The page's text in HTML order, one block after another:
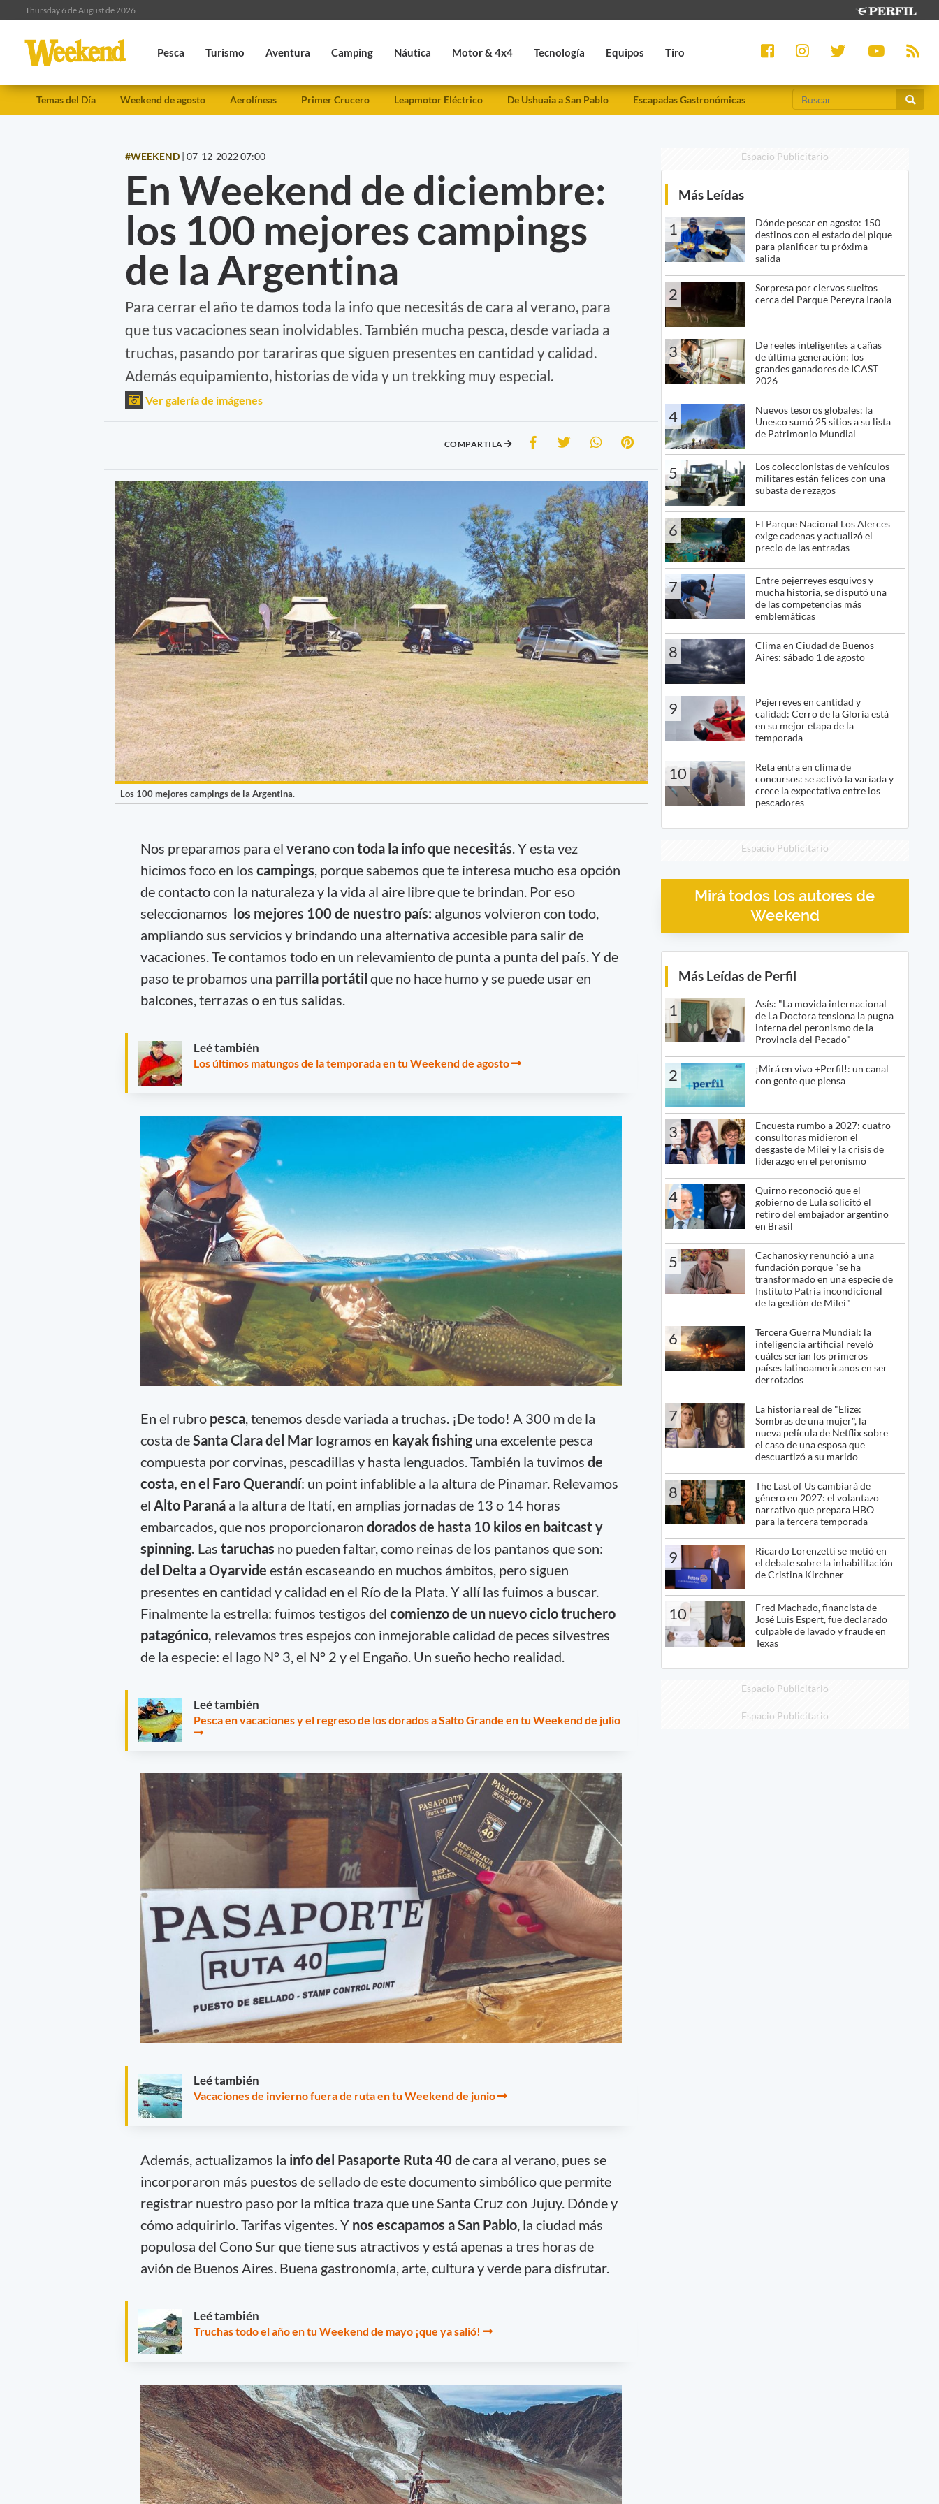
Thursday 6 de August de 2026
Pesca Turismo Aventura Camping Náutica Motor & 4x4 Tecnología Equipos Tiro
Temas del Día Weekend de agosto Aerolíneas Primer Crucero Leapmotor Eléctrico De Ushuaia a San Pablo Escapadas Gastronómicas
#WEEKEND | 07-12-2022 07:00
En Weekend de diciembre:
los 100 mejores campings
de la Argentina
Para cerrar el año te damos toda la info que necesitás de cara al verano, para
que tus vacaciones sean inolvidables. También mucha pesca, desde variada a
truchas, pasando por tarariras que siguen presentes en cantidad y calidad.
Además equipamiento, historias de vida y un trekking muy especial.
Ver galería de imágenes
COMPARTILA
Los 100 mejores campings de la Argentina.
Nos preparamos para el veranocon toda la info que necesitás . Y esta vez
hicimos foco en los campings , porque sabemos que te interesa mucho esa opción
de contacto con la naturaleza y la vida al aire libre que te brindan. Por eso
seleccionamos los mejores 100 de nuestro país: algunos volvieron con todo,
ampliando sus servicios y brindando una alternativa accesible para salir de
vacaciones. Te contamos todo en un relevamiento de punta a punta del país. Y de
paso te probamos una parrilla portátil que no hace humo y se puede usar en
balcones, terrazas o en tus salidas.
Leé también
Los últimos matungos de la temporada en tu Weekend de agosto
En el rubro pesca, tenemos desde variada a truchas. ¡De todo! A 300 m de la
costa deSanta Clara del Marlogramos en kayak fishinguna excelente pesca
compuesta por corvinas, pescadillas y hasta lenguados. También la tuvimos de
costa, en el Faro Querandí: un point infablible a la altura de Pinamar. Relevamos
el Alto Paraná a la altura de Itatí, en amplias jornadas de 13 o 14 horas
embarcados, que nos proporcionaron dorados de hasta 10 kilos en baitcast y
spinning. Las taruchas no pueden faltar, como reinas de los pantanos que son:
del Delta a Oyarvide están escaseando en muchos ámbitos, pero siguen
presentes en cantidad y calidad en el Río de la Plata. Y allí las fuimos a buscar.
Finalmente la estrella: fuimos testigos del comienzo de un nuevo ciclo truchero
patagónico, relevamos tres espejos con inmejorable calidad de peces silvestres
de la especie: el lago N° 3, el N° 2 y el Engaño. Un sueño hecho realidad.
Leé también
Pesca en vacaciones y el regreso de los dorados a Salto Grande en tu Weekend de julio
Leé también
Vacaciones de invierno fuera de ruta en tu Weekend de junio
Además, actualizamos la info del Pasaporte Ruta 40 de cara al verano, pues se
incorporaron más puestos de sellado de este documento simbólico que permite
registrar nuestro paso por la mítica traza que une Santa Cruz con Jujuy. Dónde y
cómo adquirirlo. Tarifas vigentes. Y nos escapamos a San Pablo, la ciudad más
populosa del Cono Sur que tiene sus atractivos y está apenas a tres horas de
avión de Buenos Aires. Buena gastronomía, arte, cultura y verde para disfrutar.
Leé también
Truchas todo el año en tu Weekend de mayo ¡que ya salió!
Espacio Publicitario
Más Leídas
1
Dónde pescar en agosto: 150
destinos con el estado del pique
para planificar tu próxima
salida
2
Sorpresa por ciervos sueltos
cerca del Parque Pereyra Iraola
3
De reeles inteligentes a cañas
de última generación: los
grandes ganadores de ICAST
2026
4
Nuevos tesoros globales: la
Unesco sumó 25 sitios a su lista
de Patrimonio Mundial
5
Los coleccionistas de vehículos
militares están felices con una
subasta de rezagos
6
El Parque Nacional Los Alerces
exige cadenas y actualizó el
precio de las entradas
7
Entre pejerreyes esquivos y
mucha historia, se disputó una
de las competencias más
emblemáticas
8
Clima en Ciudad de Buenos
Aires: sábado 1 de agosto
9
Pejerreyes en cantidad y
calidad: Cerro de la Gloria está
en su mejor etapa de la
temporada
10
Reta entra en clima de
concursos: se activó la variada y
crece la expectativa entre los
pescadores
Espacio Publicitario
Mirá todos los autores de
Weekend
Más Leídas de Perfil
1
Asís: "La movida internacional
de La Doctora tensiona la pugna
interna del peronismo de la
Provincia del Pecado"
2
¡Mirá en vivo +Perfil!: un canal
con gente que piensa
3
Encuesta rumbo a 2027: cuatro
consultoras midieron el
desgaste de Milei y la crisis de
liderazgo en el peronismo
4
Quirno reconoció que el
gobierno de Lula solicitó el
retiro del embajador argentino
en Brasil
5
Cachanosky renunció a una
fundación porque "se ha
transformado en una especie de
Instituto Patria incondicional
de la gestión de Milei"
6
Tercera Guerra Mundial: la
inteligencia artificial reveló
cuáles serían los primeros
países latinoamericanos en ser
derrotados
7
La historia real de "Elize:
Sombras de una mujer", la
nueva película de Netflix sobre
el caso de una esposa que
descuartizó a su marido
8
The Last of Us cambiará de
género en 2027: el volantazo
narrativo que prepara HBO
para la tercera temporada
9
Ricardo Lorenzetti se metió en
el debate sobre la inhabilitación
de Cristina Kirchner
10
Fred Machado, financista de
José Luis Espert, fue declarado
culpable de lavado y fraude en
Texas
Espacio Publicitario
Espacio Publicitario